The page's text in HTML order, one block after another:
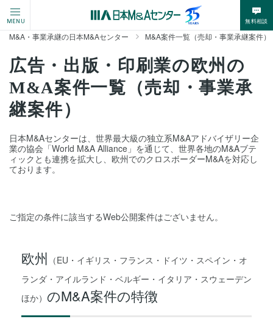
MENU 無料相談
M&A・事業承継の日本M&Aセンター M&A案件一覧（売却・事業承継案件）
広告・出版・印刷業の欧州の
M&A案件一覧（売却・事業承
継案件）
日本M&Aセンターは、世界最大級の独立系M&Aアドバイザリー企
業の協会「World M&A Alliance」を通じて、世界各地のM&Aブテ
ィックとも連携を拡大し、欧州でのクロスボーダーM&Aを対応し
ております。
ご指定の条件に該当するWeb公開案件はございません。
欧州 （EU・イギリス・フランス・ドイツ・スペイン・オ
ランダ・アイルランド・ベルギー・イタリア・スウェーデン
ほか） のM&A案件の特徴